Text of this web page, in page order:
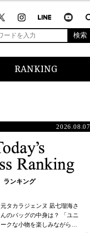
検索
RANKING
2026.08.07
ランキング
元タカラジェンヌ 凪七瑠海さ
んのバッグの中身は？ 「ユニ
ークな小物を楽しみながら…